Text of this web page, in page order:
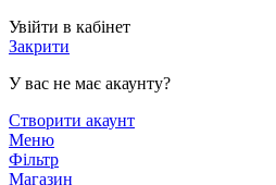
Увійти в кабінет
Закрити
У вас не має акаунту?
Створити акаунт
Меню
Фільтр
Магазин